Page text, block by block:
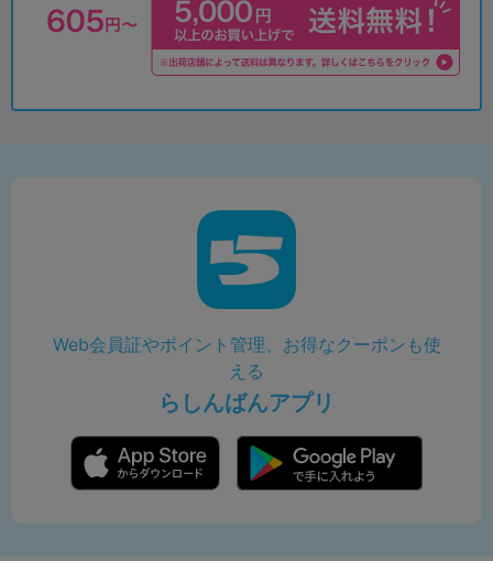
Web会員証やポイント管理、お得なクーポンも使
える
らしんばんアプリ